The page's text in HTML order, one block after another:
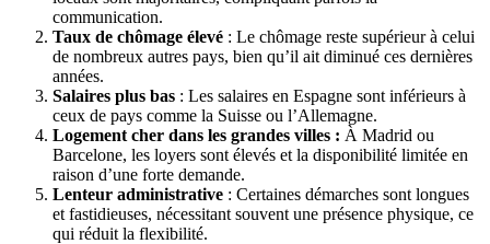
communication.
Taux de chômage élevé : Le chômage reste supérieur à celui
de nombreux autres pays, bien qu’il ait diminué ces dernières
années.
Salaires plus bas : Les salaires en Espagne sont inférieurs à
ceux de pays comme la Suisse ou l’Allemagne.
Logement cher dans les grandes villes : À Madrid ou
Barcelone, les loyers sont élevés et la disponibilité limitée en
raison d’une forte demande.
Lenteur administrative : Certaines démarches sont longues
et fastidieuses, nécessitant souvent une présence physique, ce
qui réduit la flexibilité.